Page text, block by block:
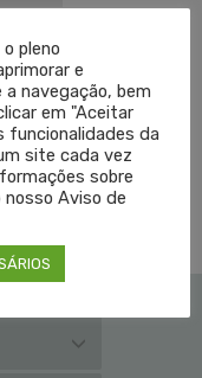
LEIA MAIS
SEM COMENTÁRIOS
pleno
e
navegação, bem
em "Aceitar
funcionalidades da
site cada vez
sobre
Aviso de